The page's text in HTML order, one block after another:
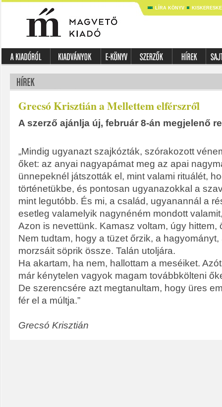
LÍRA KÖNYV
Grecsó Krisztián a Mellettem elférszről
A szerző ajánlja új, február 8-án megjelenő
„Mindig ugyanazt szajkózták, szórakozott
őket: az anyai nagyapámat meg az apai
ünnepeknél játszották el, mint valami rituálét,
történetükbe, és pontosan ugyanazokkal a
mint legutóbb. És mi, a család, ugyanannál a
esetleg valamelyik nagynéném mondott
Azon is nevettünk. Kamasz voltam, úgy hittem,
Nem tudtam, hogy a tüzet őrzik, a
morzsáit söprik össze. Talán utoljára.
Ha akartam, ha nem, hallottam a meséiket.
már kénytelen vagyok magam továbbkölteni
De szerencsére azt megtanultam, hogy üres
fér el a múltja.”
Grecsó Krisztián